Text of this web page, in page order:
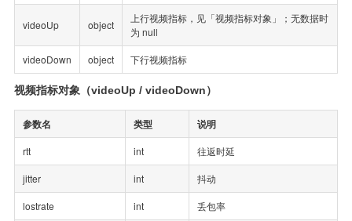
videoUp object
上行视频指标，见「视频指标对象」；无数据时
为 null
videoDown object 下行视频指标
视频指标对象（videoUp / videoDown）
参数名 类型 说明
rtt int 往返时延
jitter int 抖动
lostrate int 丢包率